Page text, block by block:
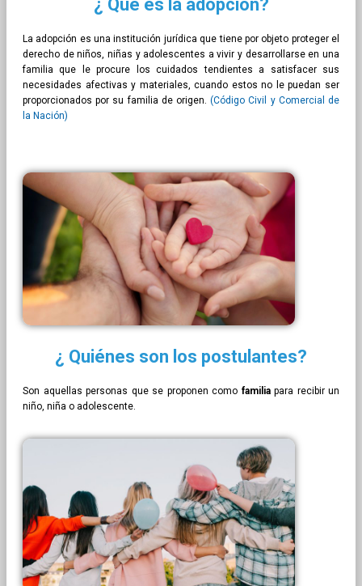
¿ Qué es la adopción?
La adopción es una institución jurídica que tiene por objeto proteger el
derecho de niños, niñas y adolescentes a vivir y desarrollarse en una
familia que le procure los cuidados tendientes a satisfacer sus
necesidades afectivas y materiales, cuando estos no le puedan ser
proporcionados por su familia de origen.(Código Civil y Comercial de
la Nación)
¿ Quiénes son los postulantes?
Son aquellas personas que se proponen como familiapara recibir un
niño, niña o adolescente.